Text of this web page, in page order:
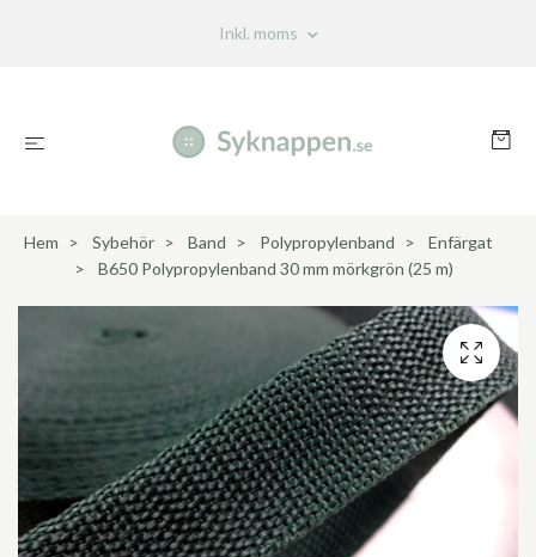
Inkl. moms
Hem Sybehör Band Polypropylenband
Enfärgat
B650 Polypropylenband 30 mm mörkgrön (25 m)